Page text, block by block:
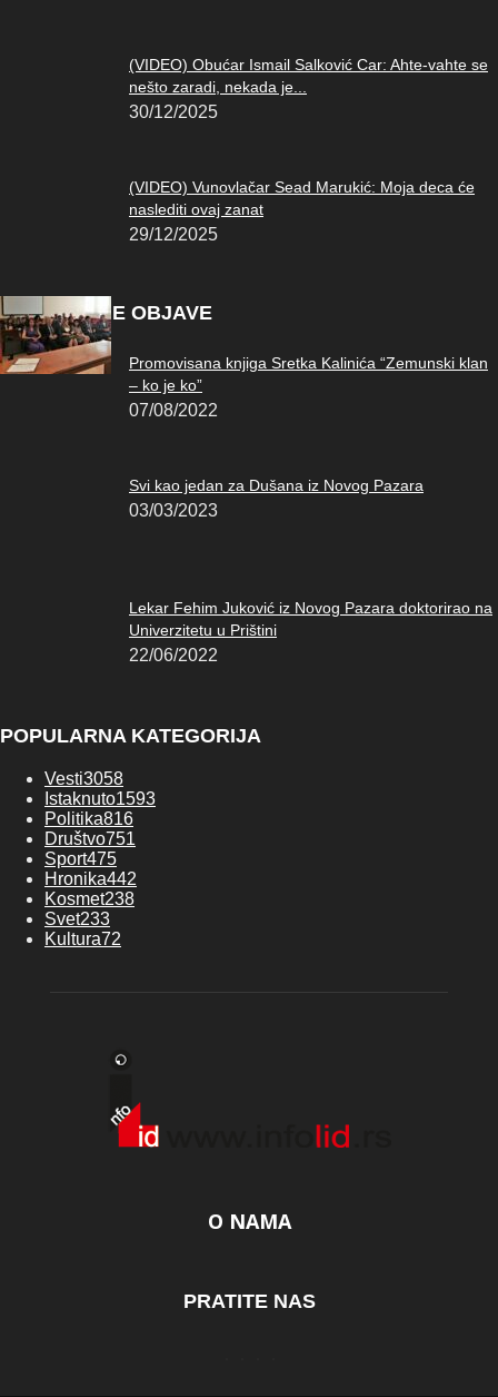
(VIDEO) Obućar Ismail Salković Car: Ahte-vahte se
nešto zaradi, nekada je...
30/12/2025
(VIDEO) Vunovlačar Sead Marukić: Moja deca će
naslediti ovaj zanat
29/12/2025
POPULARNE OBJAVE
Promovisana knjiga Sretka Kalinića “Zemunski klan
– ko je ko”
07/08/2022
Svi kao jedan za Dušana iz Novog Pazara
03/03/2023
Lekar Fehim Juković iz Novog Pazara doktorirao na
Univerzitetu u Prištini
22/06/2022
POPULARNA KATEGORIJA
Vesti3058
Istaknuto1593
Politika816
Društvo751
Sport475
Hronika442
Kosmet238
Svet233
Kultura72
O NAMA
PRATITE NAS